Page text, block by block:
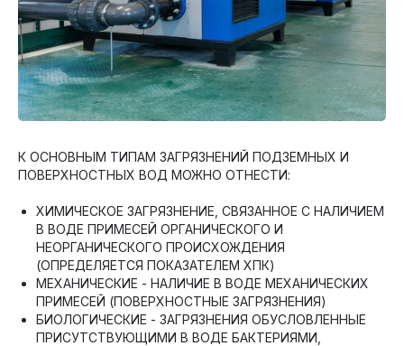
К ОСНОВНЫМ ТИПАМ ЗАГРЯЗНЕНИЙ ПОДЗЕМНЫХ И
ПОВЕРХНОСТНЫХ ВОД МОЖНО ОТНЕСТИ:
ХИМИЧЕСКОЕ ЗАГРЯЗНЕНИЕ, СВЯЗАННОЕ С НАЛИЧИЕМ
В ВОДЕ ПРИМЕСЕЙ ОРГАНИЧЕСКОГО И
НЕОРГАНИЧЕСКОГО ПРОИСХОЖДЕНИЯ
(ОПРЕДЕЛЯЕТСЯ ПОКАЗАТЕЛЕМ ХПК)
МЕХАНИЧЕСКИЕ - НАЛИЧИЕ В ВОДЕ МЕХАНИЧЕСКИХ
ПРИМЕСЕЙ (ПОВЕРХНОСТНЫЕ ЗАГРЯЗНЕНИЯ)
БИОЛОГИЧЕСКИЕ - ЗАГРЯЗНЕНИЯ ОБУСЛОВЛЕННЫЕ
ПРИСУТСТВУЮЩИМИ В ВОДЕ БАКТЕРИЯМИ,